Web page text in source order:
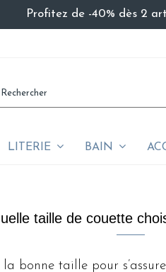
Profitez de -40% dès 2
LITERIE BAIN
taille de couette
bonne taille pour